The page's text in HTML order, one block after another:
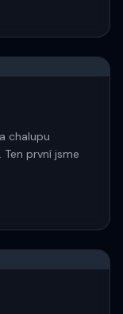
chalupu
první jsme